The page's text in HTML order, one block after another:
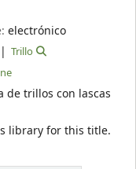
electrónico
Trillo
de trillos con lascas
library for this title.